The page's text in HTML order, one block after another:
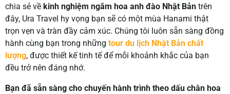
chia sẻ về kinh nghiệm ngắm hoa anh đào Nhật Bản trên
đây, Ura Travel hy vọng bạn sẽ có một mùa Hanami thật
trọn vẹn và tràn đầy cảm xúc. Chúng tôi luôn sẵn sàng đồng
hành cùng bạn trong những tour du lịch Nhật Bản chất
lượng, được thiết kế tinh tế để mỗi khoảnh khắc của bạn
đều trở nên đáng nhớ.
Bạn đã sẵn sàng cho chuyến hành trình theo dấu chân hoa